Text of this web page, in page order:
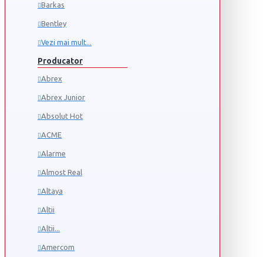
Barkas
Bentley
Vezi mai mult...
Producator
Abrex
Abrex Junior
Absolut Hot
ACME
Alarme
Almost Real
Altaya
Altii
Altii...
Amercom